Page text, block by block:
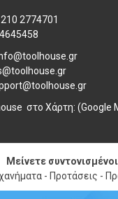
2774701
info@toolhouse.gr
στο
Χάρτη: (Google
Μείνετε συντονισμένοι
- Προτάσεις -